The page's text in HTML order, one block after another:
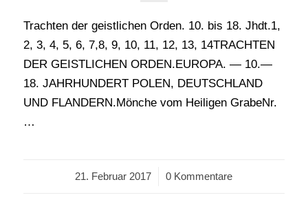
Trachten der geistlichen Orden. 10. bis 18. Jhdt.1,
2, 3, 4, 5, 6, 7,8, 9, 10, 11, 12, 13, 14TRACHTEN
DER GEISTLICHEN ORDEN.EUROPA. — 10.—
18. JAHRHUNDERT POLEN, DEUTSCHLAND
UND FLANDERN.Mönche vom Heiligen GrabeNr.
…
21. Februar 2017
/ 0 Kommentare